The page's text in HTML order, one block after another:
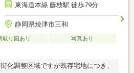
東海道本線 藤枝駅 徒歩79分
静岡県焼津市三和
取り図あり
写真あり
化調整区域ですが既存宅地につき、